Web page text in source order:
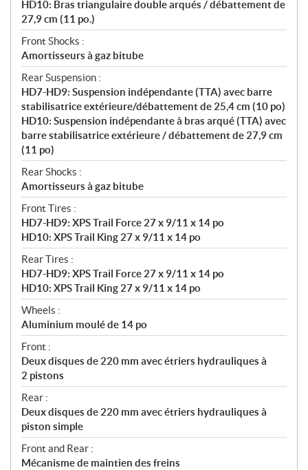
HD10: Bras triangulaire double arqués / débattement de
27,9 cm (11 po.)
Front Shocks :
Amortisseurs à gaz bitube
Rear Suspension :
HD7-HD9: Suspension indépendante (TTA) avec barre
stabilisatrice extérieure/débattement de 25,4 cm (10 po)
HD10: Suspension indépendante à bras arqué (TTA) avec
barre stabilisatrice extérieure / débattement de 27,9 cm
(11 po)
Rear Shocks :
Amortisseurs à gaz bitube
Front Tires :
HD7-HD9: XPS Trail Force 27 x 9/11 x 14 po
HD10: XPS Trail King 27 x 9/11 x 14 po
Rear Tires :
HD7-HD9: XPS Trail Force 27 x 9/11 x 14 po
HD10: XPS Trail King 27 x 9/11 x 14 po
Wheels :
Aluminium moulé de 14 po
Front :
Deux disques de 220 mm avec étriers hydrauliques à
2 pistons
Rear :
Deux disques de 220 mm avec étriers hydrauliques à
piston simple
Front and Rear :
Mécanisme de maintien des freins